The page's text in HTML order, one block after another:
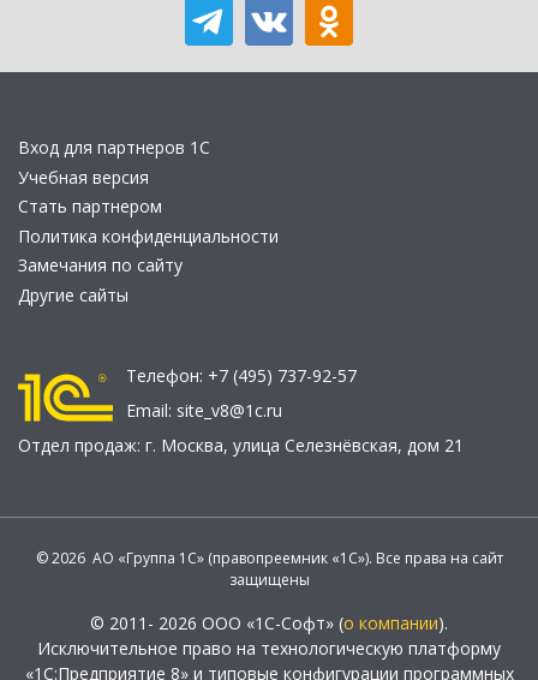
Вход для партнеров 1С
Учебная версия
Стать партнером
Политика конфиденциальности
Замечания по сайту
Другие сайты
Телефон: +7 (495) 737-92-57
Email: site_v8@1c.ru
Отдел продаж: г. Москва, улица Селезнёвская, дом 21
© 2026 АО «Группа 1С» (правопреемник «1С»). Все права на сайт
защищены
© 2011- 2026 ООО «1С-Софт» (о компании).
Исключительное право на технологическую платформу
«1С:Предприятие 8» и типовые конфигурации программных